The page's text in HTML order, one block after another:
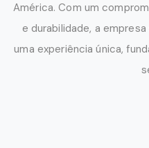
América. Com um
e durabilidade, a
uma experiência única,